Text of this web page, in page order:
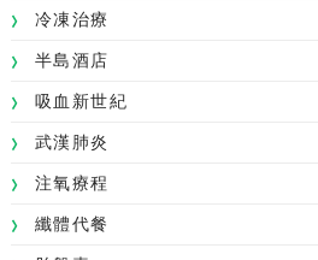
冷凍治療
半島酒店
吸血新世紀
武漢肺炎
注氧療程
纖體代餐